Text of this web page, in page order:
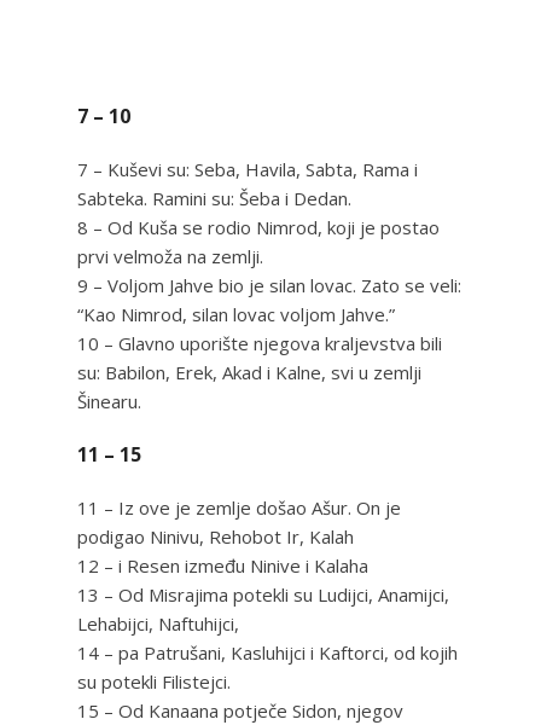
7 – 10
7 – Kuševi su: Seba, Havila, Sabta, Rama i
Sabteka. Ramini su: Šeba i Dedan.
8 – Od Kuša se rodio Nimrod, koji je postao
prvi velmoža na zemlji.
9 – Voljom Jahve bio je silan lovac. Zato se veli:
“Kao Nimrod, silan lovac voljom Jahve.”
10 – Glavno uporište njegova kraljevstva bili
su: Babilon, Erek, Akad i Kalne, svi u zemlji
Šinearu.
11 – 15
11 – Iz ove je zemlje došao Ašur. On je
podigao Ninivu, Rehobot Ir, Kalah
12 – i Resen između Ninive i Kalaha
13 – Od Misrajima potekli su Ludijci, Anamijci,
Lehabijci, Naftuhijci,
14 – pa Patrušani, Kasluhijci i Kaftorci, od kojih
su potekli Filistejci.
15 – Od Kanaana potječe Sidon, njegov